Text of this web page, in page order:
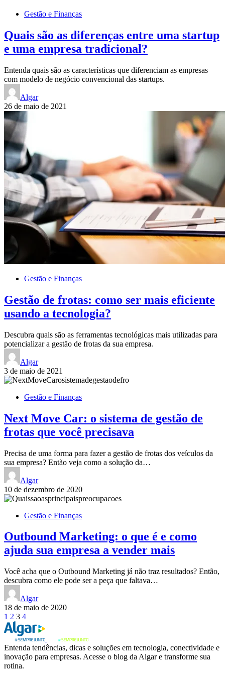
Gestão e Finanças
Quais são as diferenças entre uma startup
e uma empresa tradicional?
Entenda quais são as características que diferenciam as empresas
com modelo de negócio convencional das startups.
Algar
26 de maio de 2021
Gestão e Finanças
Gestão de frotas: como ser mais eficiente
usando a tecnologia?
Descubra quais são as ferramentas tecnológicas mais utilizadas para
potencializar a gestão de frotas da sua empresa.
Algar
3 de maio de 2021
Gestão e Finanças
Next Move Car: o sistema de gestão de
frotas que você precisava
Precisa de uma forma para fazer a gestão de frotas dos veículos da
sua empresa? Então veja como a solução da…
Algar
10 de dezembro de 2020
Gestão e Finanças
Outbound Marketing: o que é e como
ajuda sua empresa a vender mais
Você acha que o Outbound Marketing já não traz resultados? Então,
descubra como ele pode ser a peça que faltava…
Algar
18 de maio de 2020
Paginação
de
posts
1 2 3 4
Entenda tendências, dicas e soluções em tecnologia, conectividade e
inovação para empresas. Acesse o blog da Algar e transforme sua
rotina.